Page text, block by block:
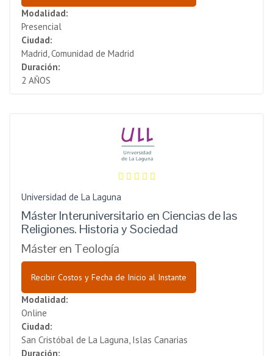
Modalidad:
Presencial
Ciudad:
Madrid, Comunidad de Madrid
Duración:
2 AÑOS
Universidad de La Laguna
Máster Interuniversitario en Ciencias de las
Religiones. Historia y Sociedad
Máster en Teología
Recibir Costos y Fecha de Inicio al Instante
Modalidad:
Online
Ciudad:
San Cristóbal de La Laguna, Islas Canarias
Duración: